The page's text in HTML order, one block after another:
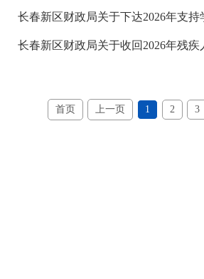
长春新区财政局关于下达2026年支
长春新区财政局关于收回2026年残
首页 上一页 1 2 3